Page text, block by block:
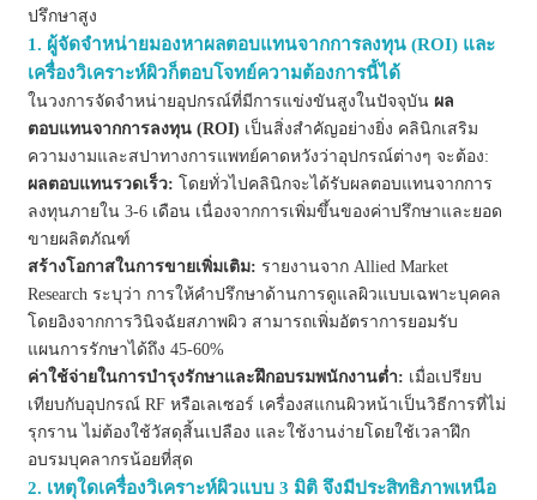
ปรึกษาสูง
1. ผู้จัดจำหน่ายมองหาผลตอบแทนจากการลงทุน (ROI) และ
เครื่องวิเคราะห์ผิวก็ตอบโจทย์ความต้องการนี้ได้
ในวงการจัดจำหน่ายอุปกรณ์ที่มีการแข่งขันสูงในปัจจุบัน ผล
ตอบแทนจากการลงทุน (ROI) เป็นสิ่งสำคัญอย่างยิ่ง คลินิกเสริม
ความงามและสปาทางการแพทย์คาดหวังว่าอุปกรณ์ต่างๆ จะต้อง:
ผลตอบแทนรวดเร็ว: โดยทั่วไปคลินิกจะได้รับผลตอบแทนจากการ
ลงทุนภายใน 3-6 เดือน เนื่องจากการเพิ่มขึ้นของค่าปรึกษาและยอด
ขายผลิตภัณฑ์
สร้างโอกาสในการขายเพิ่มเติม: รายงานจาก Allied Market
Research ระบุว่า การให้คำปรึกษาด้านการดูแลผิวแบบเฉพาะบุคคล
โดยอิงจากการวินิจฉัยสภาพผิว สามารถเพิ่มอัตราการยอมรับ
แผนการรักษาได้ถึง 45-60%
ค่าใช้จ่ายในการบำรุงรักษาและฝึกอบรมพนักงานต่ำ: เมื่อเปรียบ
เทียบกับอุปกรณ์ RF หรือเลเซอร์ เครื่องสแกนผิวหน้าเป็นวิธีการที่ไม่
รุกราน ไม่ต้องใช้วัสดุสิ้นเปลือง และใช้งานง่ายโดยใช้เวลาฝึก
อบรมบุคลากรน้อยที่สุด
2. เหตุใดเครื่องวิเคราะห์ผิวแบบ 3 มิติ จึงมีประสิทธิภาพเหนือ